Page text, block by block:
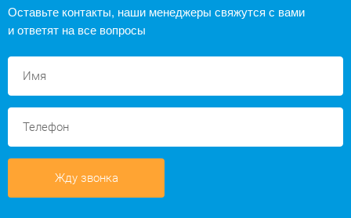
Оставьте контакты, наши менеджеры свяжутся с вами
и ответят на все вопросы
Жду звонка